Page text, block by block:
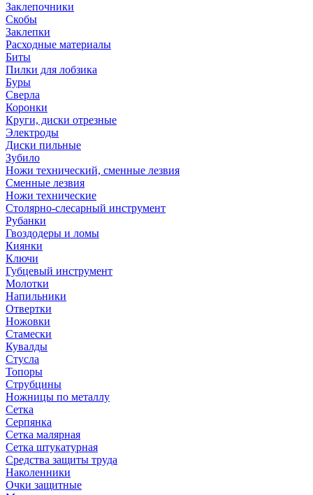
Заклепочники
Скобы
Заклепки
Расходные материалы
Биты
Пилки для лобзика
Буры
Сверла
Коронки
Круги, диски отрезные
Электроды
Диски пильные
Зубило
Ножи технический, сменные лезвия
Сменные лезвия
Ножи технические
Столярно-слесарный инструмент
Рубанки
Гвоздодеры и ломы
Киянки
Ключи
Губцевый инструмент
Молотки
Напильники
Отвертки
Ножовки
Стамески
Кувалды
Стусла
Топоры
Струбцины
Ножницы по металлу
Сетка
Серпянка
Сетка малярная
Сетка штукатурная
Средства защиты труда
Наколенники
Очки защитные